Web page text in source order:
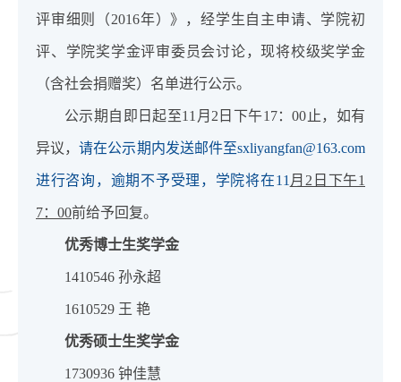
评审细则（2016年）》，经学生自主申请、学院初
评、学院奖学金评审委员会讨论，现将校级奖学金
（含社会捐赠奖）名单进行公示。
公示期自即日起至11月2日下午17：00止，如有
异议，请在公示期内发送邮件至sxliyangfan@163.com
进行咨询，逾期不予受理，学院将在11 月2日下午1
7：00前给予回复。
优秀博士生奖学金
1410546 孙永超
1610529 王 艳
优秀硕士生奖学金
1730936 钟佳慧